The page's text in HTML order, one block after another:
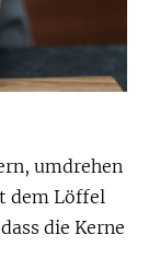
umdrehen
dem Löffel
die Kerne